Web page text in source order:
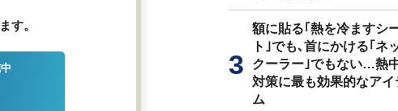
す。
額に貼る｢熱を冷ますシ
ト｣でも､首にかける｢ネ
クーラー｣でもない…熱
対策に最も効果的なアイ
ム